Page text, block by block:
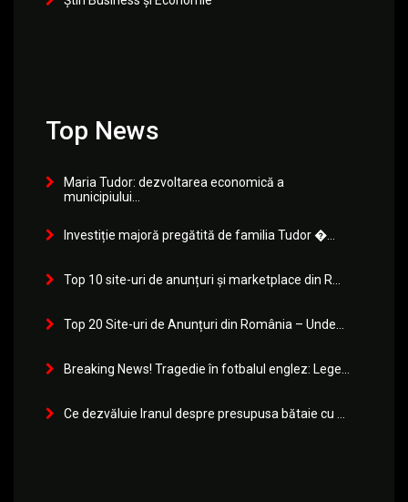
Top News
Maria Tudor: dezvoltarea economică a
municipiului...
Investiție majoră pregătită de familia Tudor �...
Top 10 site-uri de anunțuri și marketplace din R...
Top 20 Site-uri de Anunțuri din România – Unde...
Breaking News! Tragedie în fotbalul englez: Lege...
Ce dezvăluie Iranul despre presupusa bătaie cu ...